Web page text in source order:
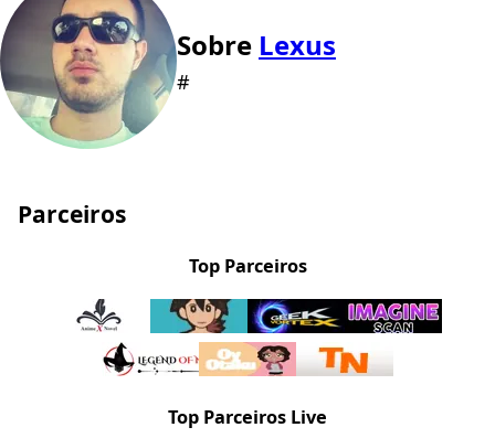
Sobre Lexus
#
Parceiros
Top Parceiros
Top Parceiros Live